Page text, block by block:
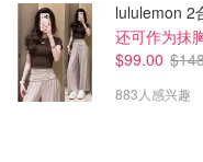
lululemon 2
还可作为抹
$99.00
883人感兴趣